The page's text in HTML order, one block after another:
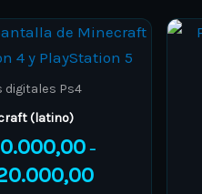
page
digitales Ps4
(latino)
–
Price
ARS 10.000,00
This
product
has
The
options